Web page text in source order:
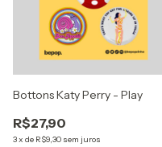
Bottons Katy Perry - Play
R$27,90
3x de R$9,30 sem juros